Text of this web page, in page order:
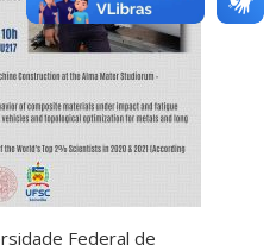
Federal de